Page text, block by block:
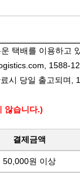
택배를 이용하고
, 1588-
시 당일 출고되며,
않습니다.)
결제금액
50,000원 이상